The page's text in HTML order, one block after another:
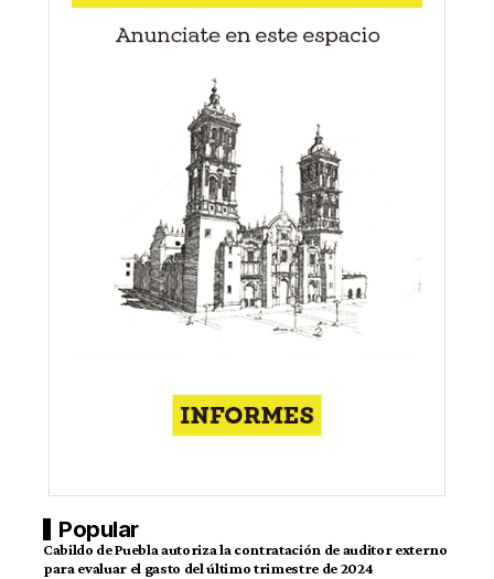
Popular
Cabildo de Puebla autoriza la contratación de auditor externo
para evaluar el gasto del último trimestre de 2024